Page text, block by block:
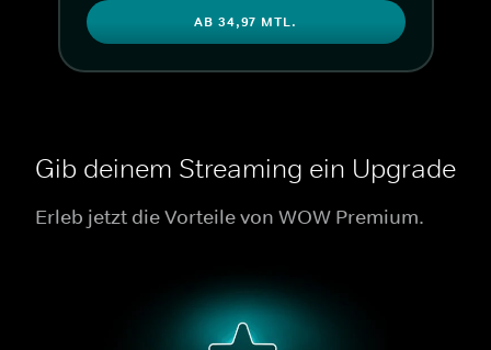
AB 34,97 MTL.
Gib deinem Streaming ein Upgrade
Erleb jetzt die Vorteile von WOW Premium.